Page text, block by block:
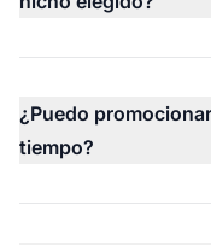
¿Puedo
tiempo?